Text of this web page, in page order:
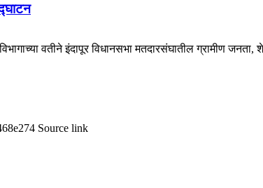
वतीने इंदापूर विधानसभा मतदारसंघातील ग्रामीण
Source link